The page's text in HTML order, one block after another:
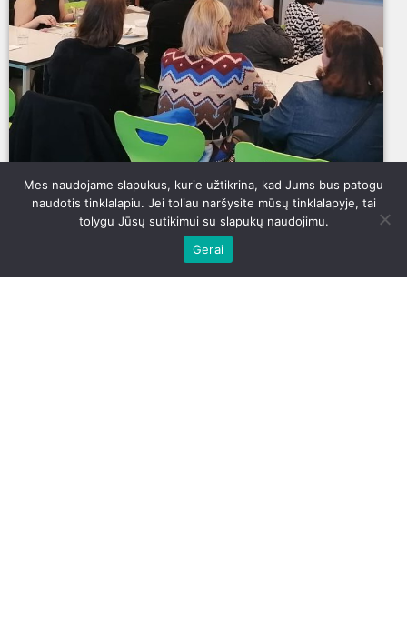
Mes naudojame slapukus, kurie užtikrina, kad Jums bus patogu
naudotis tinklalapiu. Jei toliau naršysite mūsų tinklalapyje, tai
tolygu Jūsų sutikimui su slapukų naudojimu.
Gerai